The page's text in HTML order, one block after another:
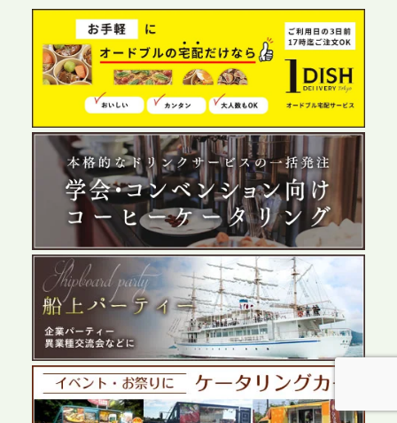
2026.6.4
プレスリリースのご案内｜夏の社内親睦が、配属後
の離職防止に。オフィスや会議室で縁日気分を味わ
う「お祭りケータリング」の提供を開始
2026.5.29
プレスリリースのご案内｜ケータリングのセカンド
テーブル、群馬前橋支社を設立。再開発やオフィス
展開が進む前橋エリアの企業ニーズに応え、高品質
なサービスで各種イベント・懇親会をサポート
2026.5.27
プレスリリースのご案内｜ケータリングのセカンド
テーブル、千葉本社を新設。幕張・舞浜の大型イベ
ントから主要都市の社内懇親会まで、現地拠点を活
かしたスムーズな対応を展開